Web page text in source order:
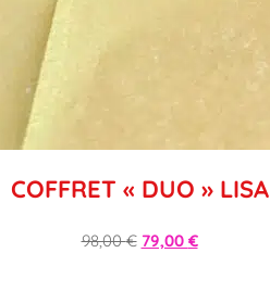
COFFRET « DUO » LISA
98,00€ 79,00 €